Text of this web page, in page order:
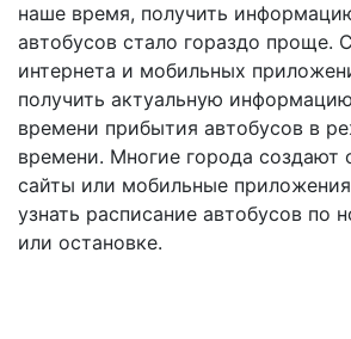
наше время, получить
автобусов стало гораздо проще.
интернета и мобильных
получить актуальную
времени прибытия автобусов в
времени. Многие города создают
сайты или мобильные
узнать расписание автобусов по
или остановке.